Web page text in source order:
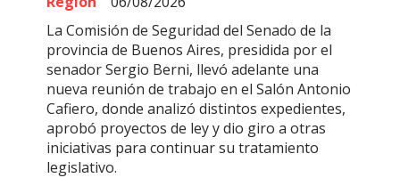
La Comisión de Seguridad del Senado de la
provincia de Buenos Aires, presidida por el
senador Sergio Berni, llevó adelante una
nueva reunión de trabajo en el Salón Antonio
Cafiero, donde analizó distintos expedientes,
aprobó proyectos de ley y dio giro a otras
iniciativas para continuar su tratamiento
legislativo.